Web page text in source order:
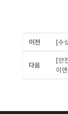
이전 [수
다음
[안
이앤